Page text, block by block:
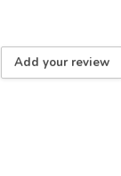
Add your review